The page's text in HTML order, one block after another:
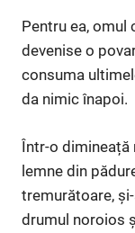
Pentru ea, omul
devenise o
consuma
da nimic înapoi.
Într-o dimineață
lemne din
tremurătoare,
drumul noroios